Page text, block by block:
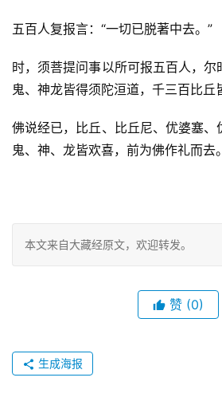
五百人复报言：“一切已脱著中去。”
时，须菩提问事以所可报五百人，尔
鬼、神龙皆得须陀洹道，千三百比丘
佛说经已，比丘、比丘尼、优婆塞、
鬼、神、龙皆欢喜，前为佛作礼而去。
本文来自大藏经原文，欢迎转发。
赞 (0)
生成海报